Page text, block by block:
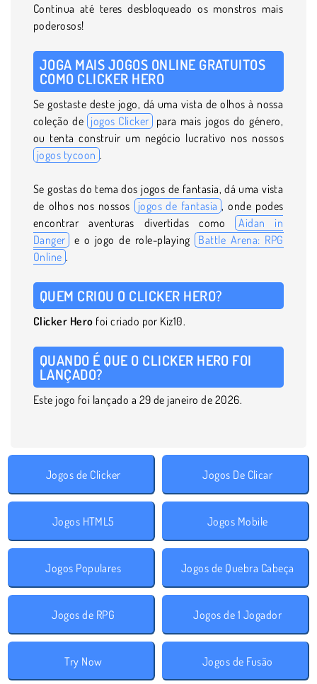
Continua até teres desbloqueado os monstros mais
poderosos!
JOGA MAIS JOGOS ONLINE GRATUITOS
COMO CLICKER HERO
Se gostaste deste jogo, dá uma vista de olhos à nossa
coleção de jogos Clicker para mais jogos do género,
ou tenta construir um negócio lucrativo nos nossos
jogos tycoon .
Se gostas do tema dos jogos de fantasia, dá uma vista
de olhos nos nossos
jogos de fantasia , onde podes
encontrar aventuras divertidas como Aidan in
Danger e o jogo de role-playing Battle Arena: RPG
Online .
QUEM CRIOU O CLICKER HERO?
Clicker Hero foi criado por Kiz10.
QUANDO É QUE O CLICKER HERO FOI
LANÇADO?
Este jogo foi lançado a 29 de janeiro de 2026.
Jogos de Clicker Jogos De Clicar
Jogos HTML5 Jogos Mobile
Jogos Populares Jogos de Quebra Cabeça
Jogos de RPG Jogos de 1 Jogador
Try Now Jogos de Fusão